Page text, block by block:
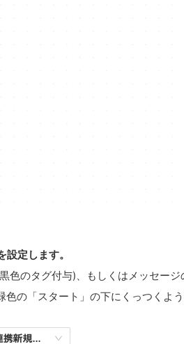
定します。
色のタグ付与)、もしくはメッセー
の「スタート」の下にくっつくよ